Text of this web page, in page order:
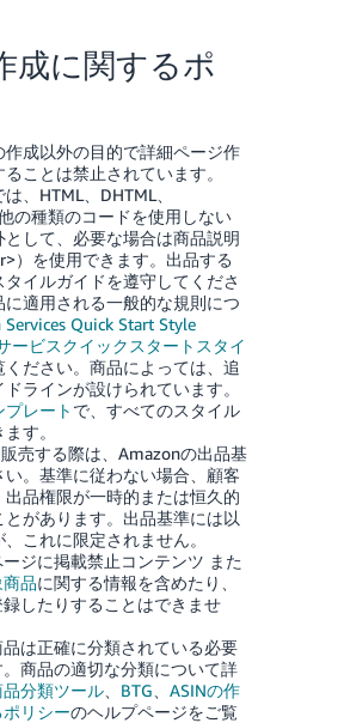
成に関するポ
成以外の目的で詳細ページ作
ことは禁止されています。
、HTML、DHTML、
の種類のコードを使用しない
として、必要な場合は商品説明
）を使用できます。出品する
イルガイドを遵守してくださ
に適用される一般的な規則につ
Quick Start Style
ービスクイックスタートスタイ
ください。商品によっては、追
ラインが設けられています。
レート で、すべてのスタイル
す。
売する際は、Amazonの出品基
。基準に従わない場合、顧客
品権限が一時的または恒久的
があります。出品基準には以
これに限定されません。
ジに掲載禁止コンテンツ また
品に関する情報を含めたり、
したりすることはできませ
は正確に分類されている必要
商品の適切な分類について詳
品分類ツール、 BTG
ASINの作
リシーのヘルプページをご覧